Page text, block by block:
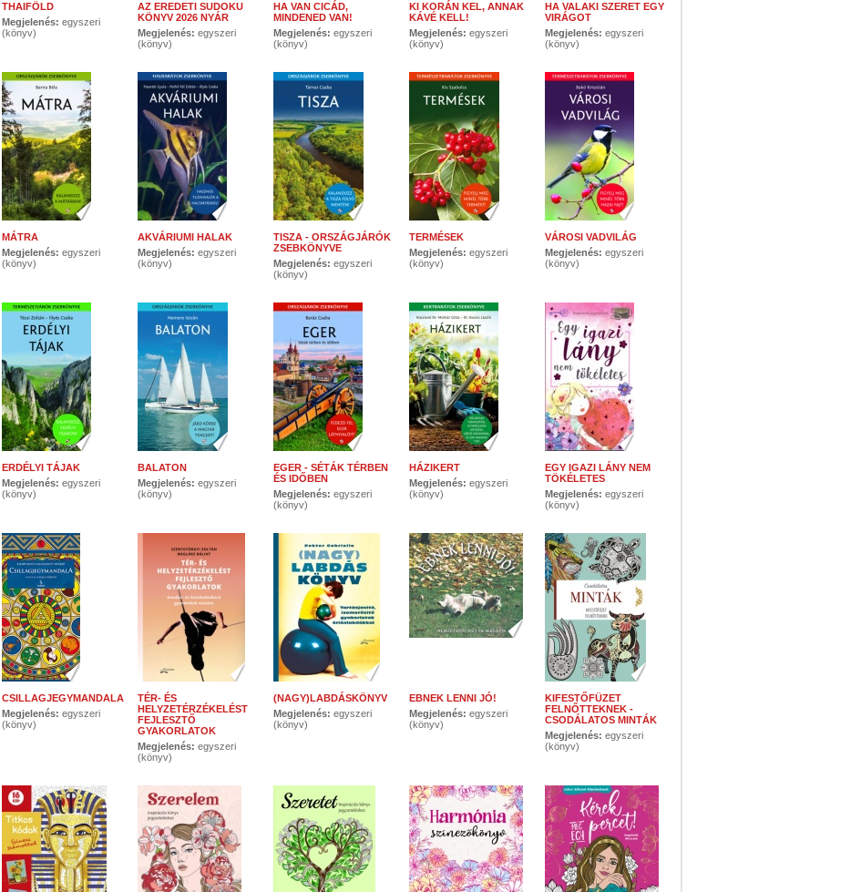
THAIFÖLD
Megjelenés: egyszeri
(könyv)
AZ EREDETI SUDOKU
KÖNYV 2026 NYÁR
Megjelenés: egyszeri
(könyv)
HA VAN CICÁD,
MINDENED VAN!
Megjelenés: egyszeri
(könyv)
KI KORÁN KEL, ANNAK
KÁVÉ KELL!
Megjelenés: egyszeri
(könyv)
HA VALAKI SZERET EGY
VIRÁGOT
Megjelenés: egyszeri
(könyv)
MÁTRA
Megjelenés: egyszeri
(könyv)
AKVÁRIUMI HALAK
Megjelenés: egyszeri
(könyv)
TISZA - ORSZÁGJÁRÓK
ZSEBKÖNYVE
Megjelenés: egyszeri
(könyv)
TERMÉSEK
Megjelenés: egyszeri
(könyv)
VÁROSI VADVILÁG
Megjelenés: egyszeri
(könyv)
ERDÉLYI TÁJAK
Megjelenés: egyszeri
(könyv)
BALATON
Megjelenés: egyszeri
(könyv)
EGER - SÉTÁK TÉRBEN
ÉS IDŐBEN
Megjelenés: egyszeri
(könyv)
HÁZIKERT
Megjelenés: egyszeri
(könyv)
EGY IGAZI LÁNY NEM
TÖKÉLETES
Megjelenés: egyszeri
(könyv)
CSILLAGJEGYMANDALA
Megjelenés: egyszeri
(könyv)
TÉR- ÉS
HELYZETÉRZÉKELÉST
FEJLESZTŐ
GYAKORLATOK
Megjelenés: egyszeri
(könyv)
(NAGY)LABDÁSKÖNYV
Megjelenés: egyszeri
(könyv)
EBNEK LENNI JÓ!
Megjelenés: egyszeri
(könyv)
KIFESTŐFÜZET
FELNŐTTEKNEK -
CSODÁLATOS MINTÁK
Megjelenés: egyszeri
(könyv)